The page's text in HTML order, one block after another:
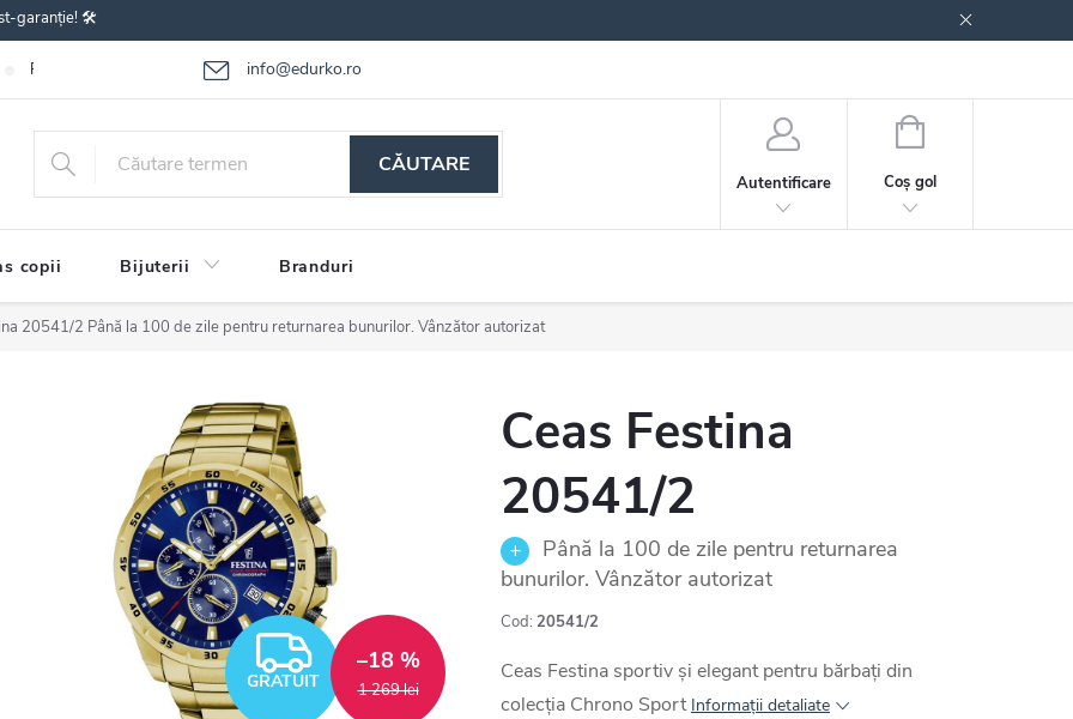
garanție! 🛠️
info@edurko.ro
Reclamațiile bunurilor Întrebări frecvente
CĂUTARE
Autentificare
COŞ
CUMPĂRĂTURI
Coş gol
copii Bijuterii Branduri
20541/2 Până la 100 de zile pentru returnarea bunurilor. Vânzător autorizat
GRATUIT
GRATUIT 1 269 lei
–18 %
Ceas Festina
20541/2
Până la 100 de zile pentru returnarea
bunurilor. Vânzător autorizat
Cod: 20541/2
Ceas Festina sportiv și elegant pentru bărbați din
colecția Chrono Sport Informaţii detaliate